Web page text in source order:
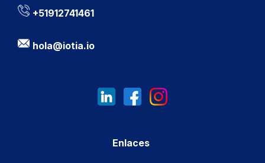
+51912741461
hola@iotia.io
Enlaces